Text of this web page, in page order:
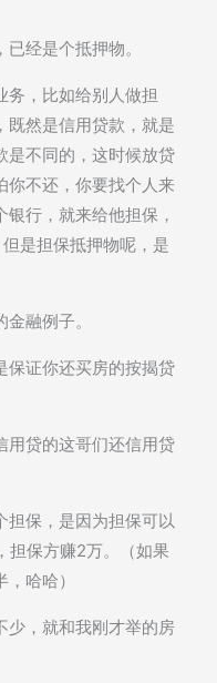
经是个抵押物。
务，比如给别人做担
既然是信用贷款，就是
是不同的，这时候放贷
你不还，你要找个人来
行，就来给他担保，
是担保抵押物呢，是
融例子。
保证你还买房的按揭贷
用贷的这哥们还信用贷
担保，是因为担保可以
担保方赚2万。（如果
哈哈）
少，就和我刚才举的房